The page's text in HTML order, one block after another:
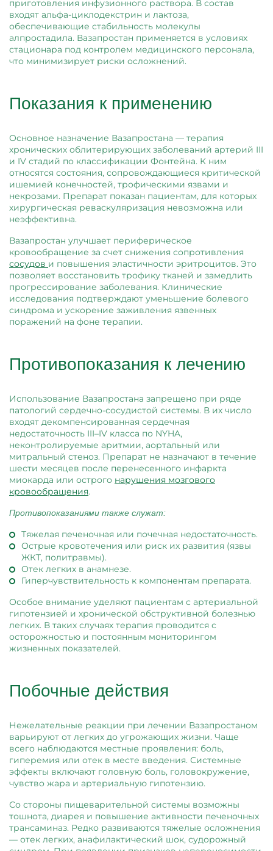
приготовления инфузионного раствора. В состав
входят альфа-циклодекстрин и лактоза,
обеспечивающие стабильность молекулы
алпростадила. Вазапростан применяется в условиях
стационара под контролем медицинского персонала,
что минимизирует риски осложнений.
Показания к применению
Основное назначение Вазапростана — терапия
хронических облитерирующих заболеваний артерий III
и IV стадий по классификации Фонтейна. К ним
относятся состояния, сопровождающиеся критической
ишемией конечностей, трофическими язвами и
некрозами. Препарат показан пациентам, для которых
хирургическая реваскуляризация невозможна или
неэффективна.
Вазапростан улучшает периферическое
кровообращение за счет снижения сопротивления
сосудов и повышения эластичности эритроцитов. Это
позволяет восстановить трофику тканей и замедлить
прогрессирование заболевания. Клинические
исследования подтверждают уменьшение болевого
синдрома и ускорение заживления язвенных
поражений на фоне терапии.
Противопоказания к лечению
Использование Вазапростана запрещено при ряде
патологий сердечно-сосудистой системы. В их число
входят декомпенсированная сердечная
недостаточность III–IV класса по NYHA,
неконтролируемые аритмии, аортальный или
митральный стеноз. Препарат не назначают в течение
шести месяцев после перенесенного инфаркта
миокарда или острого нарушения мозгового
кровообращения.
Противопоказаниями также служат:
Тяжелая печеночная или почечная недостаточность.
Острые кровотечения или риск их развития (язвы
ЖКТ, политравмы).
Отек легких в анамнезе.
Гиперчувствительность к компонентам препарата.
Особое внимание уделяют пациентам с артериальной
гипотензией и хронической обструктивной болезнью
легких. В таких случаях терапия проводится с
осторожностью и постоянным мониторингом
жизненных показателей.
Побочные действия
Нежелательные реакции при лечении Вазапростаном
варьируют от легких до угрожающих жизни. Чаще
всего наблюдаются местные проявления: боль,
гиперемия или отек в месте введения. Системные
эффекты включают головную боль, головокружение,
чувство жара и артериальную гипотензию.
Со стороны пищеварительной системы возможны
тошнота, диарея и повышение активности печеночных
трансаминаз. Редко развиваются тяжелые осложнения
— отек легких, анафилактический шок, судорожный